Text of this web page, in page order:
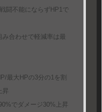
能にならずHP1で
わせで軽減率は最
HPの3分の1を割
昇
ダメージ30%上昇